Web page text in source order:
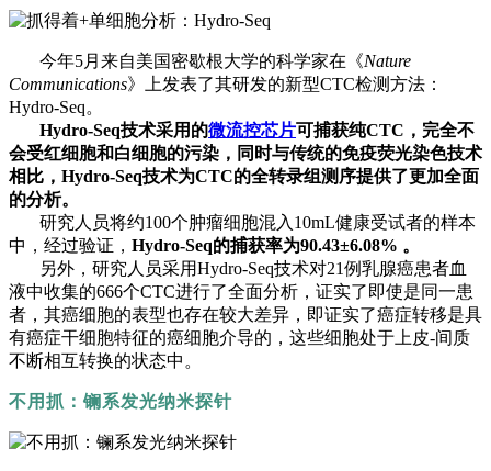
今年5月来自美国密歇根大学的科学家在《Nature
Communications》上发表了其研发的新型CTC检测方法：
Hydro-Seq。
Hydro-Seq技术采用的微流控芯片可捕获纯CTC，完全不
会受红细胞和白细胞的污染，同时与传统的免疫荧光染色技术
相比，Hydro-Seq技术为CTC的全转录组测序提供了更加全面
的分析。
研究人员将约100个肿瘤细胞混入10mL健康受试者的样本
中，经过验证， Hydro-Seq的捕获率为90.43±6.08% 。
另外，研究人员采用Hydro-Seq技术对21例乳腺癌患者血
液中收集的666个CTC进行了全面分析，证实了即使是同一患
者，其癌细胞的表型也存在较大差异，即证实了癌症转移是具
有癌症干细胞特征的癌细胞介导的，这些细胞处于上皮-间质
不断相互转换的状态中。
不用抓：镧系发光纳米探针